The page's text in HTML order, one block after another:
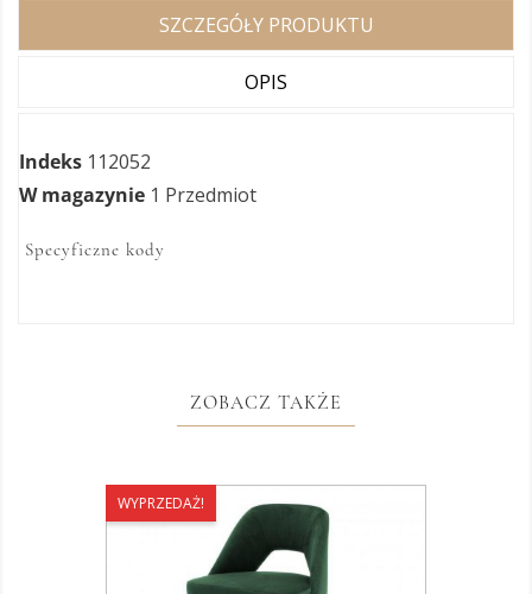
SZCZEGÓŁY PRODUKTU
OPIS
Indeks 112052
W magazynie 1 Przedmiot
Specyficzne kody
ZOBACZ TAKŻE
WYPRZEDAŻ!